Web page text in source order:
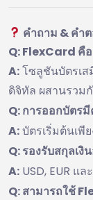
คำถาม & คำ
Q: FlexCard คื
A:โซลูชันบัตรเ
ดิจิทัล ผสานรวม
Q: การออกบัตรมี
A:บัตรเริ่มต้นเพี
Q: รองรับสกุลเงิ
A: USD, EUR แล
Q: สามารถใช้